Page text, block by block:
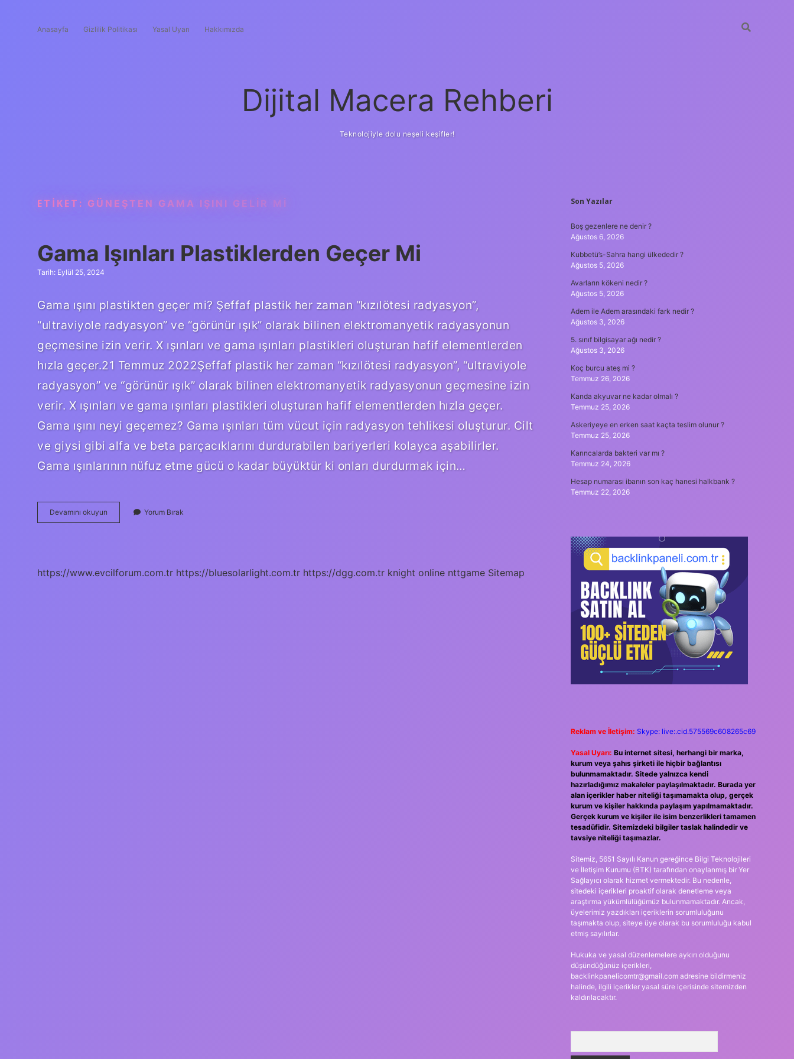
Anasayfa Gizlilik Politikası Yasal Uyarı Hakkımızda
Dijital Macera Rehberi
Teknolojiyle dolu neşeli keşifler!
ETIKET: GÜNEŞTEN GAMA IŞINI GELIR MI
Gama Işınları Plastiklerden Geçer Mi
Tarih: Eylül 25, 2024
Gama ışını plastikten geçer mi? Şeffaf plastik her zaman “kızılötesi radyasyon”,
“ultraviyole radyasyon” ve “görünür ışık” olarak bilinen elektromanyetik radyasyonun
geçmesine izin verir. X ışınları ve gama ışınları plastikleri oluşturan hafif elementlerden
hızla geçer.21 Temmuz 2022Şeffaf plastik her zaman “kızılötesi radyasyon”, “ultraviyole
radyasyon” ve “görünür ışık” olarak bilinen elektromanyetik radyasyonun geçmesine izin
verir. X ışınları ve gama ışınları plastikleri oluşturan hafif elementlerden hızla geçer.
Gama ışını neyi geçemez? Gama ışınları tüm vücut için radyasyon tehlikesi oluşturur. Cilt
ve giysi gibi alfa ve beta parçacıklarını durdurabilen bariyerleri kolayca aşabilirler.
Gama ışınlarının nüfuz etme gücü o kadar büyüktür ki onları durdurmak için…
Devamını okuyun
Işınları
Yorum Bırak
https://www.evcilforum.com.tr https://bluesolarlight.com.tr https://dgg.com.tr knight online nttgame Sitemap
SIDEBAR
Son Yazılar
Boş gezenlere ne denir ?
Ağustos 6, 2026
Kubbetü’s-Sahra hangi ülkededir ?
Ağustos 5, 2026
Avarların kökeni nedir ?
Ağustos 5, 2026
Adem ile Adem arasındaki fark nedir ?
Ağustos 3, 2026
5. sınıf bilgisayar ağı nedir ?
Ağustos 3, 2026
Koç burcu ateş mi ?
Temmuz 26, 2026
Kanda akyuvar ne kadar olmalı ?
Temmuz 25, 2026
Askeriyeye en erken saat kaçta teslim olunur ?
Temmuz 25, 2026
Karıncalarda bakteri var mı ?
Temmuz 24, 2026
Hesap numarası ibanın son kaç hanesi halkbank ?
Temmuz 22, 2026
Reklam ve İletişim: Skype: live:.cid.575569c608265c69
Yasal Uyarı: Bu internet sitesi, herhangi bir marka,
kurum veya şahıs şirketi ile hiçbir bağlantısı
bulunmamaktadır. Sitede yalnızca kendi
hazırladığımız makaleler paylaşılmaktadır. Burada yer
alan içerikler haber niteliği taşımamakta olup, gerçek
kurum ve kişiler hakkında paylaşım yapılmamaktadır.
Gerçek kurum ve kişiler ile isim benzerlikleri tamamen
tesadüfidir. Sitemizdeki bilgiler taslak halindedir ve
tavsiye niteliği taşımazlar.
Sitemiz, 5651 Sayılı Kanun gereğince Bilgi Teknolojileri
ve İletişim Kurumu (BTK) tarafından onaylanmış bir Yer
Sağlayıcı olarak hizmet vermektedir. Bu nedenle,
sitedeki içerikleri proaktif olarak denetleme veya
araştırma yükümlülüğümüz bulunmamaktadır. Ancak,
üyelerimiz yazdıkları içeriklerin sorumluluğunu
taşımakta olup, siteye üye olarak bu sorumluluğu kabul
etmiş sayılırlar.
Hukuka ve yasal düzenlemelere aykırı olduğunu
düşündüğünüz içerikleri,
backlinkpanelicomtr@gmail.comadresine bildirmeniz
halinde, ilgili içerikler yasal süre içerisinde sitemizden
kaldırılacaktır.